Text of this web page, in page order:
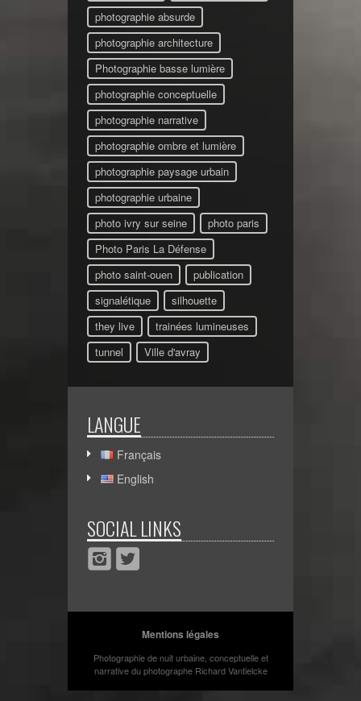
photographie absurde
photographie architecture
Photographie basse lumière
photographie conceptuelle
photographie narrative
photographie ombre et lumière
photographie paysage urbain
photographie urbaine
photo ivry sur seine
photo paris
Photo Paris La Défense
photo saint-ouen
publication
signalétique
silhouette
they live
trainées lumineuses
tunnel
Ville d'avray
LANGUE
Français
English
SOCIAL LINKS
Mentions légales
Photographie de nuit urbaine, conceptuelle et
narrative du photographe Richard Vantielcke